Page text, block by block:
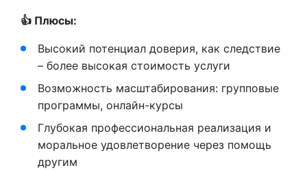
👍 Плюсы:
Высокий потенциал доверия, как следствие
– более высокая стоимость услуги
Возможность масштабирования: групповые
программы, онлайн-курсы
Глубокая профессиональная реализация и
моральное удовлетворение через помощь
другим